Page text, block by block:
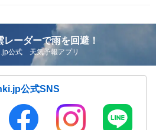
レーダーで雨を回避！
公式 天気予報アプリ
公式SNS